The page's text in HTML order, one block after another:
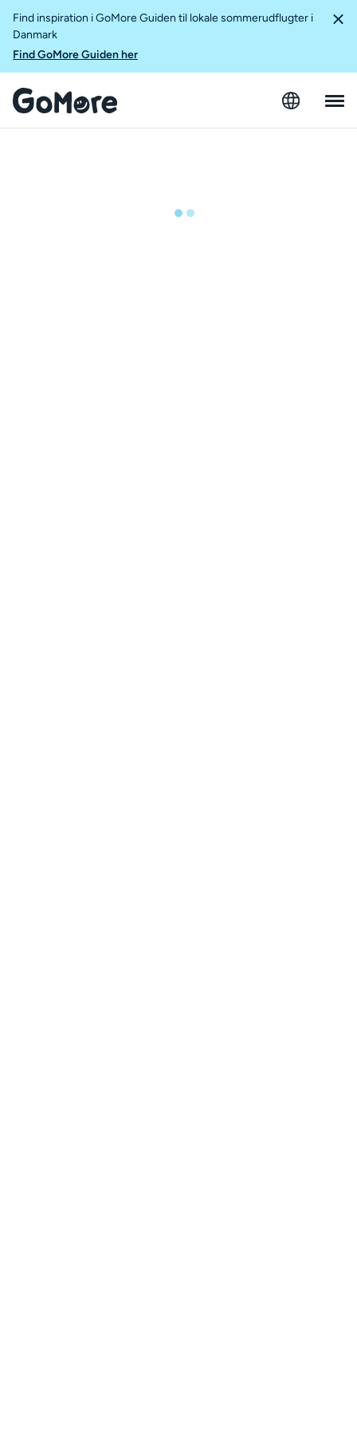
Find inspiration i GoMore Guiden til lokale sommerudflugter i
Danmark
Find GoMore Guiden her